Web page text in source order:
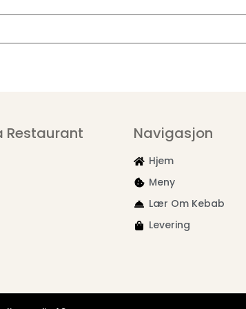
Navigasjon
Hjem
Meny
Lær Om Kebab
Levering